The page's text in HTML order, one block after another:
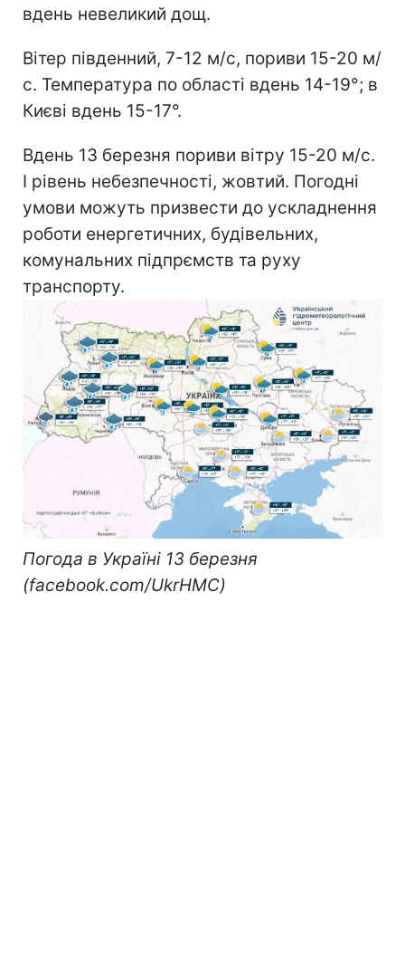
вдень невеликий дощ.
Вітер південний, 7-12 м/с, пориви 15-20 м/
с. Температура по області вдень 14-19°; в
Києві вдень 15-17°.
Вдень 13 березня пориви вітру 15-20 м/с.
І рівень небезпечності, жовтий. Погодні
умови можуть призвести до ускладнення
роботи енергетичних, будівельних,
комунальних підпрємств та руху
транспорту.
Погода в Україні 13 березня
(facebook.com/UkrHMC)